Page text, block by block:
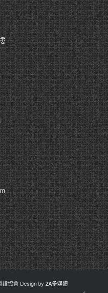
協會 Design by 2A多媒體